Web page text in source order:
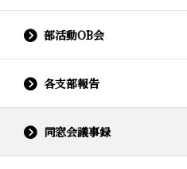
部活動OB会
各支部報告
同窓会議事録